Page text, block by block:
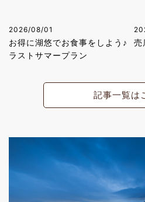
2026/08/01
お得に湖悠でお食事をしよう♪
ラストサマープラン
売
記事一覧は